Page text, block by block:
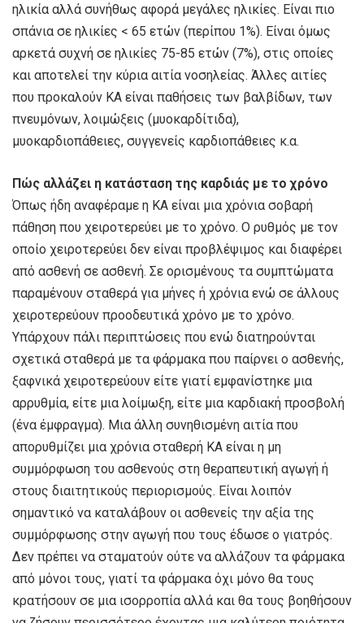
ηλικία αλλά συνήθως αφορά μεγάλες ηλικίες. Είναι πιο
σπάνια σε ηλικίες < 65 ετών (περίπου 1%). Είναι όμως
αρκετά συχνή σε ηλικίες 75-85 ετών (7%), στις οποίες
και αποτελεί την κύρια αιτία νοσηλείας. Άλλες αιτίες
που προκαλούν ΚΑ είναι παθήσεις των βαλβίδων, των
πνευμόνων, λοιμώξεις (μυοκαρδίτιδα),
μυοκαρδιοπάθειες, συγγενείς καρδιοπάθειες κ.α.
Πώς αλλάζει η κατάσταση της καρδιάς με το χρόνο
Όπως ήδη αναφέραμε η ΚΑ είναι μια χρόνια σοβαρή
πάθηση που χειροτερεύει με το χρόνο. Ο ρυθμός με τον
οποίο χειροτερεύει δεν είναι προβλέψιμος και διαφέρει
από ασθενή σε ασθενή. Σε ορισμένους τα συμπτώματα
παραμένουν σταθερά για μήνες ή χρόνια ενώ σε άλλους
χειροτερεύουν προοδευτικά χρόνο με το χρόνο.
Υπάρχουν πάλι περιπτώσεις που ενώ διατηρούνται
σχετικά σταθερά με τα φάρμακα που παίρνει ο ασθενής,
ξαφνικά χειροτερεύουν είτε γιατί εμφανίστηκε μια
αρρυθμία, είτε μια λοίμωξη, είτε μια καρδιακή προσβολή
(ένα έμφραγμα). Μια άλλη συνηθισμένη αιτία που
απορυθμίζει μια χρόνια σταθερή ΚΑ είναι η μη
συμμόρφωση του ασθενούς στη θεραπευτική αγωγή ή
στους διαιτητικούς περιορισμούς. Είναι λοιπόν
σημαντικό να καταλάβουν οι ασθενείς την αξία της
συμμόρφωσης στην αγωγή που τους έδωσε ο γιατρός.
Δεν πρέπει να σταματούν ούτε να αλλάζουν τα φάρμακα
από μόνοι τους, γιατί τα φάρμακα όχι μόνο θα τους
κρατήσουν σε μια ισορροπία αλλά και θα τους βοηθήσουν